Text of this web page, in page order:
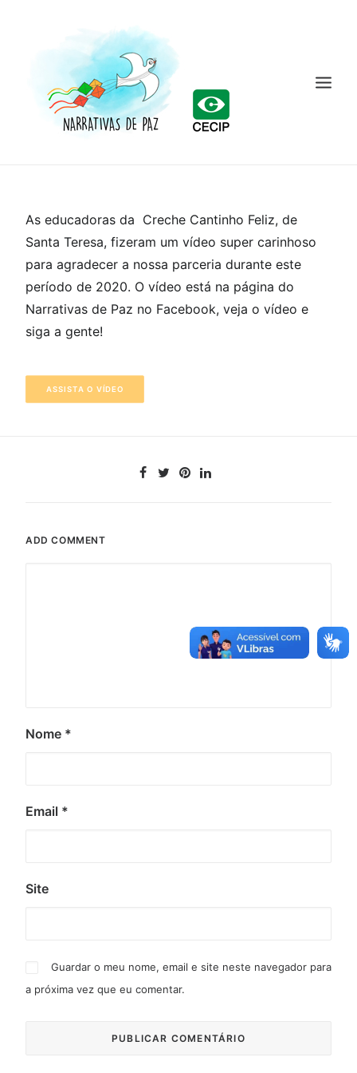
O PROJETO
NOTÍCIAS
MATERIAIS
2020-2022
As educadoras da Creche Cantinho Feliz, de
Santa Teresa, fizeram um vídeo super carinhoso
para agradecer a nossa parceria durante este
período de 2020. O vídeo está na página do
Narrativas de Paz no Facebook, veja o vídeo e
siga a gente!
ASSISTA O VÍDEO
ADD COMMENT
Nome *
Email *
Site
Guardar o meu nome, email e site neste navegador para
a próxima vez que eu comentar.